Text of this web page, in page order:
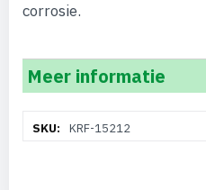
corrosie.
Meer informatie
informatieKRF-15212